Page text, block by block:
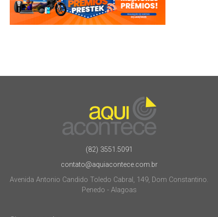
(82) 3551.5091
contato@aquiacontece.com.br
Avenida Antonio Candido Toledo Cabral, 149, Dom Constantino.
Penedo - Alagoas